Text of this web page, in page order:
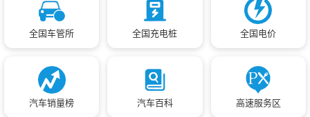
312国道先锋路口 185
乌伊路红星四队路口 279
北过境X121滨湖镇路口 171
高速335线（大黄山-木垒）31公里930米至高速335线
1465
全国车管所 全国充电桩 全国电价
汽车销量榜 汽车百科 高速服务区